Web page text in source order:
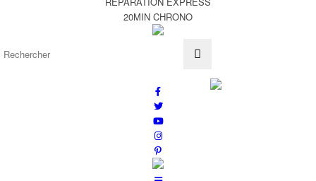
20MIN CHRONO